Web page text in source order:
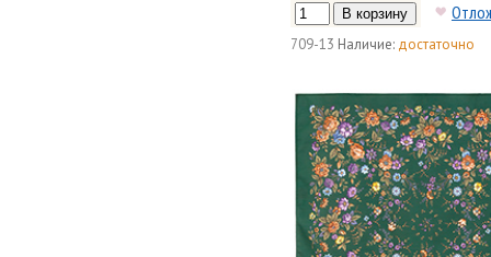
709-13 Наличие: достаточно